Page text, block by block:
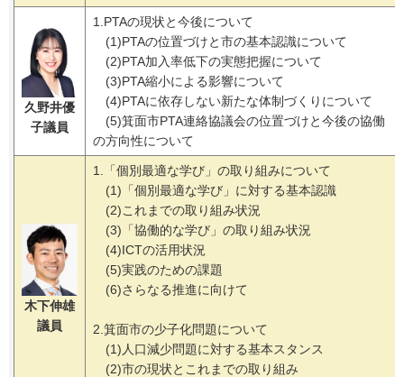
久野井優
子議員
1.PTAの現状と今後について
(1)PTAの位置づけと市の基本認識について
(2)PTA加入率低下の実態把握について
(3)PTA縮小による影響について
(4)PTAに依存しない新たな体制づくりについて
(5)箕面市PTA連絡協議会の位置づけと今後の協働
の方向性について
木下伸雄
議員
1.「個別最適な学び」の取り組みについて
(1)「個別最適な学び」に対する基本認識
(2)これまでの取り組み状況
(3)「協働的な学び」の取り組み状況
(4)ICTの活用状況
(5)実践のための課題
(6)さらなる推進に向けて
2.箕面市の少子化問題について
(1)人口減少問題に対する基本スタンス
(2)市の現状とこれまでの取り組み